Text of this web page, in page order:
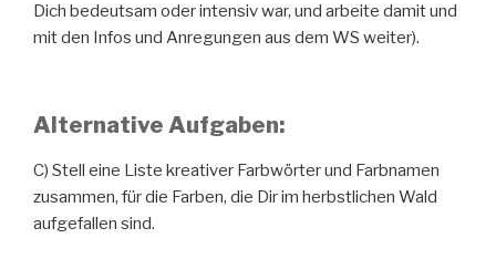
Dich bedeutsam oder intensiv war, und arbeite damit und
mit den Infos und Anregungen aus dem WS weiter).
Alternative Aufgaben:
C) Stell eine Liste kreativer Farbwörter und Farbnamen
zusammen, für die Farben, die Dir im herbstlichen Wald
aufgefallen sind.